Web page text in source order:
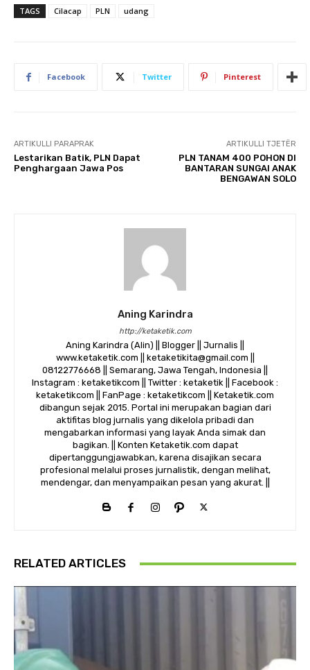
TAGS Cilacap PLN udang
Facebook Twitter Pinterest
ARTIKULLI PARAPRAK
Lestarikan Batik, PLN Dapat
Penghargaan Jawa Pos
ARTIKULLI TJETËR
PLN TANAM 400 POHON DI
BANTARAN SUNGAI ANAK
BENGAWAN SOLO
Aning Karindra
http://ketaketik.com
Aning Karindra (Alin) || Blogger || Jurnalis ||
www.ketaketik.com || ketaketikita@gmail.com ||
08122776668 || Semarang, Jawa Tengah, Indonesia ||
Instagram : ketaketikcom || Twitter : ketaketik || Facebook :
ketaketikcom || FanPage : ketaketikcom || Ketaketik.com
dibangun sejak 2015. Portal ini merupakan bagian dari
aktifitas blog jurnalis yang dikelola pribadi dan
mengabarkan informasi yang layak Anda simak dan
bagikan. || Konten Ketaketik.com dapat
dipertanggungjawabkan, karena disajikan secara
profesional melalui proses jurnalistik, dengan melihat,
mendengar, dan menyampaikan pesan yang akurat. ||
RELATED ARTICLES